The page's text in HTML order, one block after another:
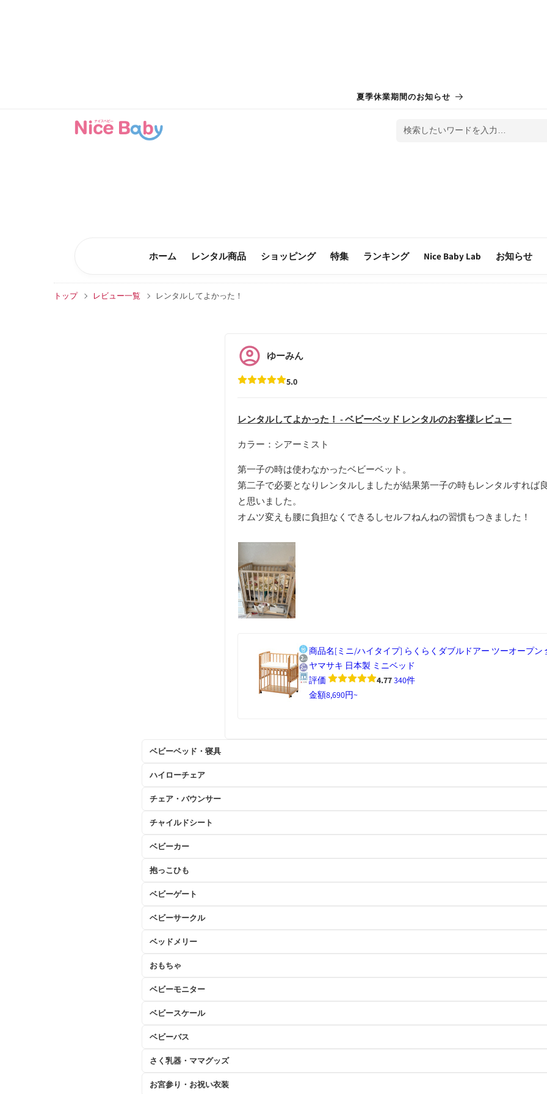
夏季休業期間のお知らせ
検索したいワードを入力…
ホーム レンタル商品 ショッピング 特集 ランキング Nice Baby Lab お知らせ
トップ レビュー一覧 レンタルしてよかった！
5.0
ゆーみん
レンタルしてよかった！ - ベビーベッド レンタルのお客様レビュー
カラー：シアーミスト
第一子の時は使わなかったベビーベット。
第二子で必要となりレンタルしましたが結果第一子の時もレンタルすれば
と思いました。
オムツ変えも腰に負担なくできるしセルフねんねの習慣もつきました！
商品名[ミニ/ハイタイプ] らくらくダブルドアー ツーオープン
ヤマサキ 日本製 ミニベッド
評価
4.77340件
金額8,690円~
ベビーベッド・寝具
ハイローチェア
チェア・バウンサー
チャイルドシート
ベビーカー
抱っこひも
ベビーゲート
ベビーサークル
ベッドメリー
おもちゃ
ベビーモニター
ベビースケール
ベビーバス
さく乳器・ママグッズ
お宮参り・お祝い衣装